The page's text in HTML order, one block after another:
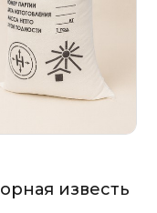
известь